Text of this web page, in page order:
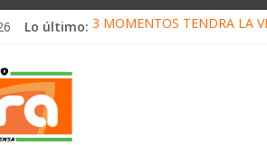
Lo último: 3 MOMENTOS TENDRÁ LA